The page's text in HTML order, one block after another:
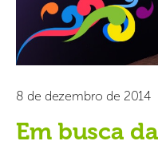
8 de dezembro de 2014
Em busca